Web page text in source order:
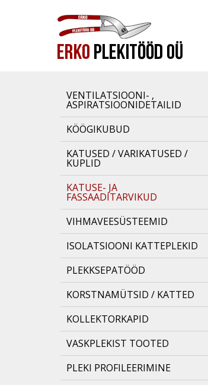
VENTILATSIOONI- ,
ASPIRATSIOONIDETAILID
KÖÖGIKUBUD
KATUSED / VARIKATUSED /
KUPLID
KATUSE- JA
FASSAADITARVIKUD
VIHMAVEESÜSTEEMID
ISOLATSIOONI KATTEPLEKID
PLEKKSEPATÖÖD
KORSTNAMÜTSID / KATTED
KOLLEKTORKAPID
VASKPLEKIST TOOTED
PLEKI PROFILEERIMINE